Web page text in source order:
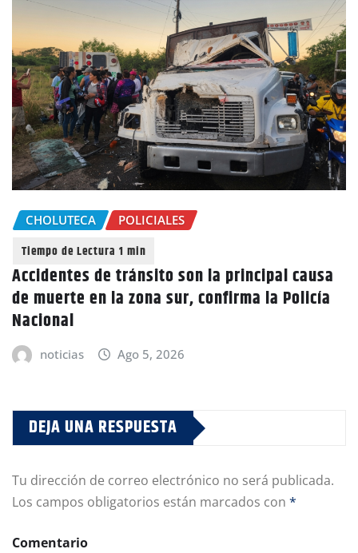
CHOLUTECA POLICIALES
Accidentes de tránsito son la principal causa
de muerte en la zona sur, confirma la Policía
Nacional
noticias Ago 5, 2026
DEJA UNA RESPUESTA
Tu dirección de correo electrónico no será publicada.
Los campos obligatorios están marcados con *
Comentario